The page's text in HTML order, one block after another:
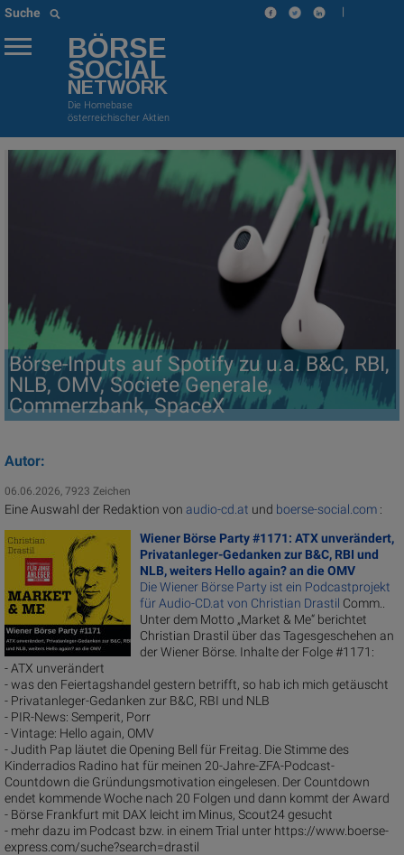
Suche |
BÖRSE
SOCIAL
NETWORK
Die Homebase
österreichischer Aktien
Börse-Inputs auf Spotify zu u.a. B&C, RBI,
NLB, OMV, Societe Generale,
Commerzbank, SpaceX
Autor:
06.06.2026, 7923 Zeichen
Eine Auswahl der Redaktion von audio-cd.at und boerse-social.com :
Wiener Börse Party #1171: ATX unverändert,
Privatanleger-Gedanken zur B&C, RBI und
NLB, weiters Hello again? an die OMV
Die Wiener Börse Party ist ein Podcastprojekt
für Audio-CD.at von Christian Drastil Comm..
Unter dem Motto „Market & Me“ berichtet
Christian Drastil über das Tagesgeschehen an
der Wiener Börse. Inhalte der Folge #1171:
- ATX unverändert
- was den Feiertagshandel gestern betrifft, so hab ich mich getäuscht
- Privatanleger-Gedanken zur B&C, RBI und NLB
- PIR-News: Semperit, Porr
- Vintage: Hello again, OMV
- Judith Pap läutet die Opening Bell für Freitag. Die Stimme des
Kinderradios Radino hat für meinen 20-Jahre-ZFA-Podcast-
Countdown die Gründungsmotivation eingelesen. Der Countdown
endet kommende Woche nach 20 Folgen und dann kommt der Award
- Börse Frankfurt mit DAX leicht im Minus, Scout24 gesucht
- mehr dazu im Podcast bzw. in einem Trial unter https://www.boerse-
express.com/suche?search=drastil